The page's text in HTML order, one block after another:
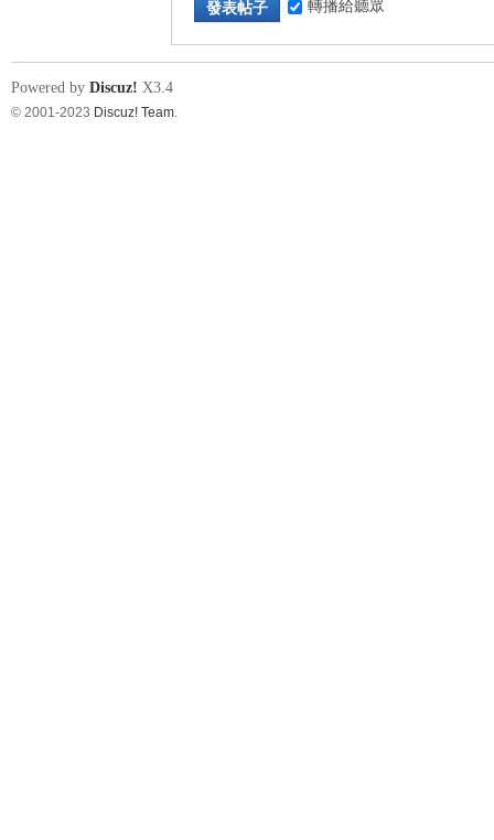
發表帖子 轉播給聽眾
Powered by Discuz! X3.4
© 2001-2023 Discuz! Team.